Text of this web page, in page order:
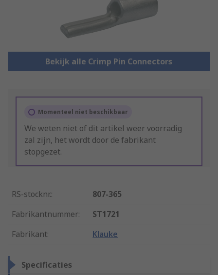
Bekijk alle Crimp Pin Connectors
Momenteel niet beschikbaar
We weten niet of dit artikel weer voorradig
zal zijn, het wordt door de fabrikant
stopgezet.
RS-stocknr.:
807-365
Fabrikantnummer:
ST1721
Fabrikant: Klauke
Specificaties